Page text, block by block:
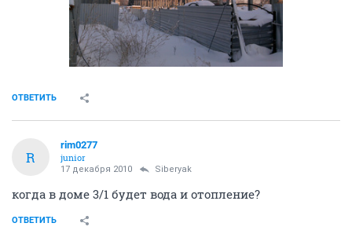
ОТВЕТИТЬ
R
rim0277
junior
17 декабря 2010 Siberyak
когда в доме 3/1 будет вода и отопление?
ОТВЕТИТЬ